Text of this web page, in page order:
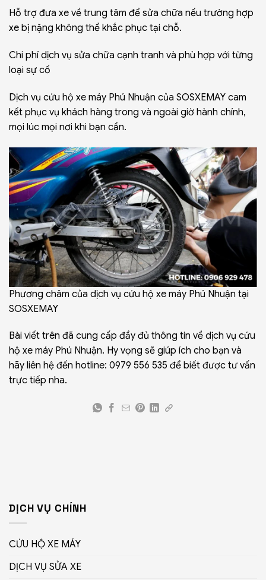
Hỗ trợ đưa xe về trung tâm để sửa chữa nếu trường hợp
xe bị nặng không thể khắc phục tại chỗ.
Chi phí dịch vụ sửa chữa cạnh tranh và phù hợp với từng
loại sự cố
Dịch vụ cứu hộ xe máy Phú Nhuận của SOSXEMAY cam
kết phục vụ khách hàng trong và ngoài giờ hành chính,
mọi lúc mọi nơi khi bạn cần.
Phương châm của dịch vụ cứu hộ xe máy Phú Nhuận tại
SOSXEMAY
Bài viết trên đã cung cấp đầy đủ thông tin về dịch vụ cứu
hộ xe máy Phú Nhuận. Hy vọng sẽ giúp ích cho bạn và
hãy liên hệ đến hotline: 0979 556 535 để biết được tư vấn
trực tiếp nha.
DỊCH VỤ CHÍNH
CỨU HỘ XE MÁY
DỊCH VỤ SỬA XE